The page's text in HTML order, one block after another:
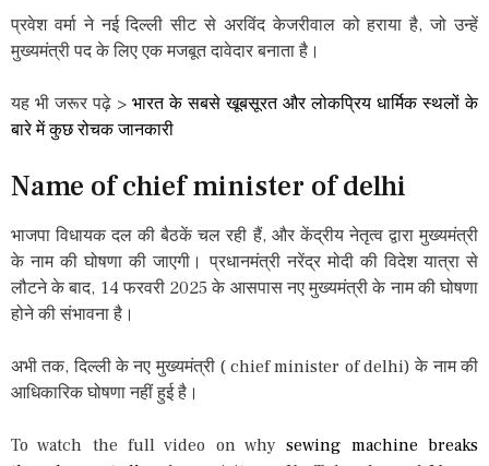
प्रवेश वर्मा ने नई दिल्ली सीट से अरविंद केजरीवाल को हराया है, जो उन्हें
मुख्यमंत्री पद के लिए एक मजबूत दावेदार बनाता है।
यह भी जरूर पढ़े > भारत के सबसे खूबसूरत और लोकप्रिय धार्मिक स्थलों के
बारे में कुछ रोचक जानकारी
Name of chief minister of delhi
भाजपा विधायक दल की बैठकें चल रही हैं, और केंद्रीय नेतृत्व द्वारा मुख्यमंत्री
के नाम की घोषणा की जाएगी। प्रधानमंत्री नरेंद्र मोदी की विदेश यात्रा से
लौटने के बाद, 14 फरवरी 2025 के आसपास नए मुख्यमंत्री के नाम की घोषणा
होने की संभावना है।
अभी तक, दिल्ली के नए मुख्यमंत्री ( chief minister of delhi) के नाम की
आधिकारिक घोषणा नहीं हुई है।
To watch the full video on whysewing machine breaks